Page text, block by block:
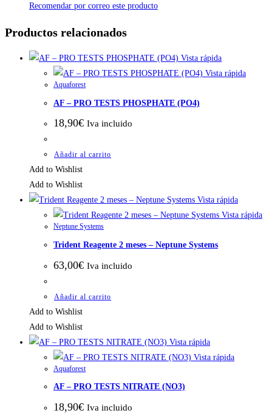
Recomendar por correo este producto
Productos relacionados
Vista rápida
Vista rápida
Aquaforest
AF – PRO TESTS PHOSPHATE (PO4)
18,90€ Iva incluido
Añadir al carrito
Add to Wishlist
Add to Wishlist
Vista rápida
Vista rápida
Neptune Systems
Trident Reagente 2 meses – Neptune Systems
63,00€ Iva incluido
Añadir al carrito
Add to Wishlist
Add to Wishlist
Vista rápida
Vista rápida
Aquaforest
AF – PRO TESTS NITRATE (NO3)
18,90€ Iva incluido